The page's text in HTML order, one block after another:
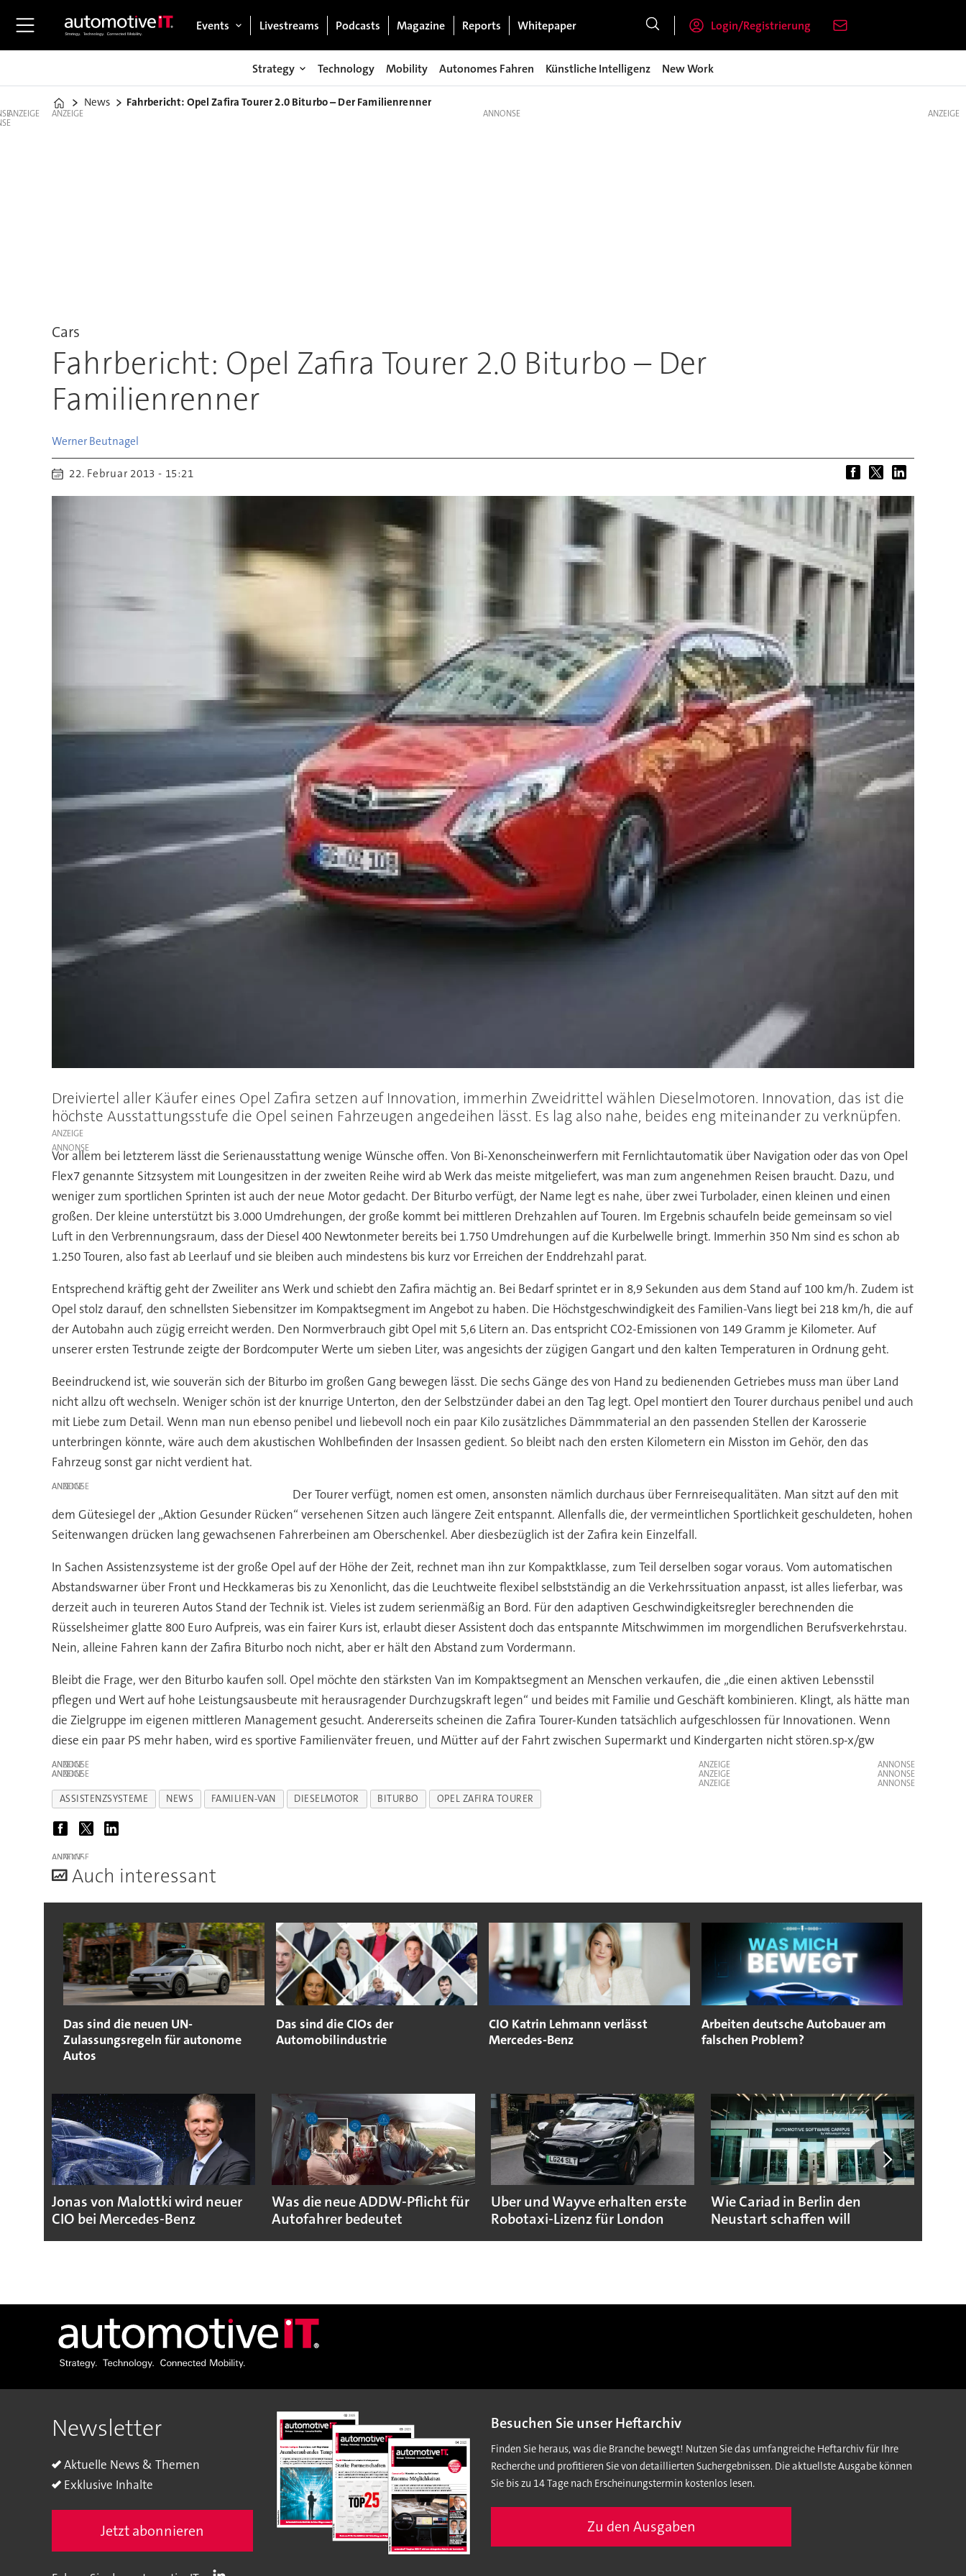
Events Livestreams Podcasts Magazine Reports Whitepaper Login/Registrierung
Strategy Technology Mobility Autonomes Fahren Künstliche Intelligenz New Work
Home
News Fahrbericht: Opel Zafira Tourer 2.0 Biturbo – Der Familienrenner
ANZEIGE ANZEIGE
Cars
Fahrbericht: Opel Zafira Tourer 2.0 Biturbo – Der
Familienrenner
Werner Beutnagel
22. Februar 2013 - 15:21
Dreiviertel aller Käufer eines Opel Zafira setzen auf Innovation, immerhin Zweidrittel wählen Dieselmotoren. Innovation, das ist die
höchste Ausstattungsstufe die Opel seinen Fahrzeugen angedeihen lässt. Es lag also nahe, beides eng miteinander zu verknüpfen.
ANZEIGE
Vor allem bei letzterem lässt die Serienausstattung wenige Wünsche offen. Von Bi-Xenonscheinwerfern mit Fernlichtautomatik über Navigation oder das von Opel
Flex7 genannte Sitzsystem mit Loungesitzen in der zweiten Reihe wird ab Werk das meiste mitgeliefert, was man zum angenehmen Reisen braucht. Dazu, und
weniger zum sportlichen Sprinten ist auch der neue Motor gedacht. Der Biturbo verfügt, der Name legt es nahe, über zwei Turbolader, einen kleinen und einen
großen. Der kleine unterstützt bis 3.000 Umdrehungen, der große kommt bei mittleren Drehzahlen auf Touren. Im Ergebnis schaufeln beide gemeinsam so viel
Luft in den Verbrennungsraum, dass der Diesel 400 Newtonmeter bereits bei 1.750 Umdrehungen auf die Kurbelwelle bringt. Immerhin 350 Nm sind es schon ab
1.250 Touren, also fast ab Leerlauf und sie bleiben auch mindestens bis kurz vor Erreichen der Enddrehzahl parat.
Entsprechend kräftig geht der Zweiliter ans Werk und schiebt den Zafira mächtig an. Bei Bedarf sprintet er in 8,9 Sekunden aus dem Stand auf 100 km/h. Zudem ist
Opel stolz darauf, den schnellsten Siebensitzer im Kompaktsegment im Angebot zu haben. Die Höchstgeschwindigkeit des Familien-Vans liegt bei 218 km/h, die auf
der Autobahn auch zügig erreicht werden. Den Normverbrauch gibt Opel mit 5,6 Litern an. Das entspricht CO2-Emissionen von 149 Gramm je Kilometer. Auf
unserer ersten Testrunde zeigte der Bordcomputer Werte um sieben Liter, was angesichts der zügigen Gangart und den kalten Temperaturen in Ordnung geht.
Beeindruckend ist, wie souverän sich der Biturbo im großen Gang bewegen lässt. Die sechs Gänge des von Hand zu bedienenden Getriebes muss man über Land
nicht allzu oft wechseln. Weniger schön ist der knurrige Unterton, den der Selbstzünder dabei an den Tag legt. Opel montiert den Tourer durchaus penibel und auch
mit Liebe zum Detail. Wenn man nun ebenso penibel und liebevoll noch ein paar Kilo zusätzliches Dämmmaterial an den passenden Stellen der Karosserie
unterbringen könnte, wäre auch dem akustischen Wohlbefinden der Insassen gedient. So bleibt nach den ersten Kilometern ein Misston im Gehör, den das
Fahrzeug sonst gar nicht verdient hat.
ANZEIGE
Der Tourer verfügt, nomen est omen, ansonsten nämlich durchaus über Fernreisequalitäten. Man sitzt auf den mit
dem Gütesiegel der „Aktion Gesunder Rücken“ versehenen Sitzen auch längere Zeit entspannt. Allenfalls die, der vermeintlichen Sportlichkeit geschuldeten, hohen
Seitenwangen drücken lang gewachsenen Fahrerbeinen am Oberschenkel. Aber diesbezüglich ist der Zafira kein Einzelfall.
In Sachen Assistenzsysteme ist der große Opel auf der Höhe der Zeit, rechnet man ihn zur Kompaktklasse, zum Teil derselben sogar voraus. Vom automatischen
Abstandswarner über Front und Heckkameras bis zu Xenonlicht, das die Leuchtweite flexibel selbstständig an die Verkehrssituation anpasst, ist alles lieferbar, was
derzeit auch in teureren Autos Stand der Technik ist. Vieles ist zudem serienmäßig an Bord. Für den adaptiven Geschwindigkeitsregler berechnenden die
Rüsselsheimer glatte 800 Euro Aufpreis, was ein fairer Kurs ist, erlaubt dieser Assistent doch das entspannte Mitschwimmen im morgendlichen Berufsverkehrstau.
Nein, alleine Fahren kann der Zafira Biturbo noch nicht, aber er hält den Abstand zum Vordermann.
Bleibt die Frage, wer den Biturbo kaufen soll. Opel möchte den stärksten Van im Kompaktsegment an Menschen verkaufen, die „die einen aktiven Lebensstil
pflegen und Wert auf hohe Leistungsausbeute mit herausragender Durchzugskraft legen“ und beides mit Familie und Geschäft kombinieren. Klingt, als hätte man
die Zielgruppe im eigenen mittleren Management gesucht. Andererseits scheinen die Zafira Tourer-Kunden tatsächlich aufgeschlossen für Innovationen. Wenn
diese ein paar PS mehr haben, wird es sportive Familienväter freuen, und Mütter auf der Fahrt zwischen Supermarkt und Kindergarten nicht stören.sp-x/gw
ANZEIGE
ANZEIGE
ANZEIGE
ANZEIGE
ANZEIGE
ASSISTENZSYSTEME NEWS FAMILIEN-VAN DIESELMOTOR BITURBO OPEL ZAFIRA TOURER
ANZEIGE
Auch interessant
Das sind die neuen UN-
Zulassungsregeln für autonome
Autos
Das sind die CIOs der
Automobilindustrie
CIO Katrin Lehmann verlässt
Mercedes-Benz
Arbeiten deutsche Autobauer am
falschen Problem?
Jonas von Malottki wird neuer
CIO bei Mercedes-Benz
Was die neue ADDW-Pflicht für
Autofahrer bedeutet
Uber und Wayve erhalten erste
Robotaxi-Lizenz für London
Wie Cariad in Berlin den
Neustart schaffen will
ANZEIGE
Newsletter
Aktuelle News & Themen
Exklusive Inhalte
Jetzt abonnieren
Besuchen Sie unser Heftarchiv
Finden Sie heraus, was die Branche bewegt! Nutzen Sie das umfangreiche Heftarchiv für Ihre
Recherche und profitieren Sie von detaillierten Suchergebnissen. Die aktuellste Ausgabe können
Sie bis zu 14 Tage nach Erscheinungstermin kostenlos lesen.
Zu den Ausgaben